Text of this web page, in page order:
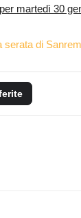
per martedì 30
serata di